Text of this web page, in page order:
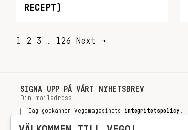
RECEPT)
SIDNUMRERING
1 2 3 … 126 Next →
SIGNA UPP PÅ VÅRT NYHETSBREV
Jag godkänner Vegomagasinets integritetspolicy
SIGNA UPP